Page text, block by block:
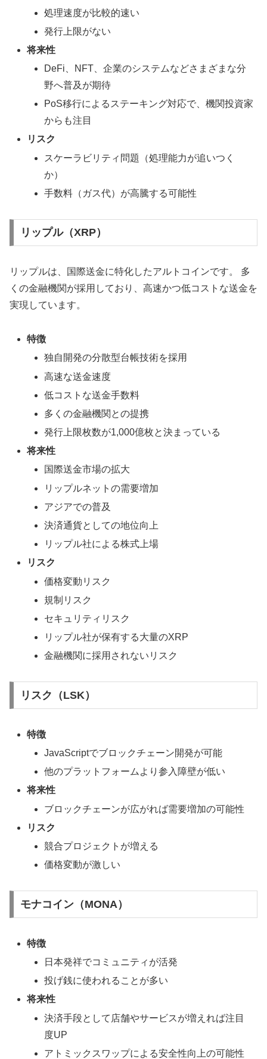
処理速度が比較的速い
発行上限がない
将来性
DeFi、NFT、企業のシステムなどさまざまな分
野へ普及が期待
PoS移行によるステーキング対応で、機関投資家
からも注目
リスク
スケーラビリティ問題（処理能力が追いつく
か）
手数料（ガス代）が高騰する可能性
リップル（XRP）
リップルは、国際送金に特化したアルトコインです。 多
くの金融機関が採用しており、高速かつ低コストな送金を
実現しています。
特徴
独自開発の分散型台帳技術を採用
高速な送金速度
低コストな送金手数料
多くの金融機関との提携
発行上限枚数が1,000億枚と決まっている
将来性
国際送金市場の拡大
リップルネットの需要増加
アジアでの普及
決済通貨としての地位向上
リップル社による株式上場
リスク
価格変動リスク
規制リスク
セキュリティリスク
リップル社が保有する大量のXRP
金融機関に採用されないリスク
リスク（LSK）
特徴
JavaScriptでブロックチェーン開発が可能
他のプラットフォームより参入障壁が低い
将来性
ブロックチェーンが広がれば需要増加の可能性
リスク
競合プロジェクトが増える
価格変動が激しい
モナコイン（MONA）
特徴
日本発祥でコミュニティが活発
投げ銭に使われることが多い
将来性
決済手段として店舗やサービスが増えれば注目
度UP
アトミックスワップによる安全性向上の可能性